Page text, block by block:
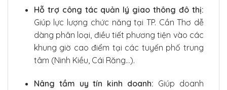
Hỗ trợ công tác quản lý giao thông đô thị:
Giúp lực lượng chức năng tại TP. Cần Thơ dễ
dàng phân loại, điều tiết phương tiện vào các
khung giờ cao điểm tại các tuyến phố trung
tâm (Ninh Kiều, Cái Răng…).
Nâng tầm uy tín kinh doanh: Giúp doanh